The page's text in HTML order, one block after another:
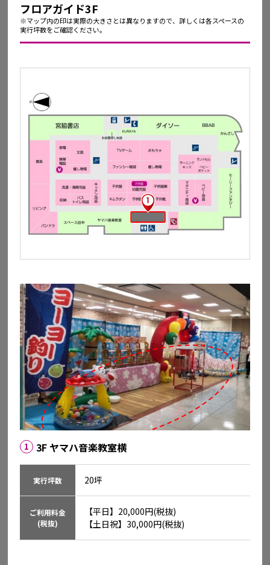
イオン鳥取
鳥取県鳥取市天神1
詳細を見る
イオン新居浜
愛媛県新居浜市前田町8-8
詳細を見る
フロアガイド3F
※マップ内の印は実際の大きさとは異なりますので、詳しくは各スペースの
実行坪数をご確認ください。
1 3F ヤマハ音楽教室横
実行坪数 20坪
ご利用料金
(税抜)
【平日】20,000円(税抜)
【土日祝】30,000円(税抜)